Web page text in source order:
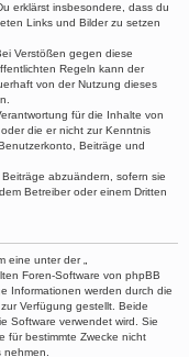
erklärst insbesondere, dass du
Links und Bilder zu setzen
Verstößen gegen diese
Regeln kann der
von der Nutzung dieses
für die Inhalte von
die er nicht zur Kenntnis
Beiträge und
abzuändern, sofern sie
Betreiber oder einem Dritten
unter der „
Foren-Software von phpBB
Informationen werden durch die
Verfügung gestellt. Beide
Software verwendet wird. Sie
für bestimmte Zwecke nicht